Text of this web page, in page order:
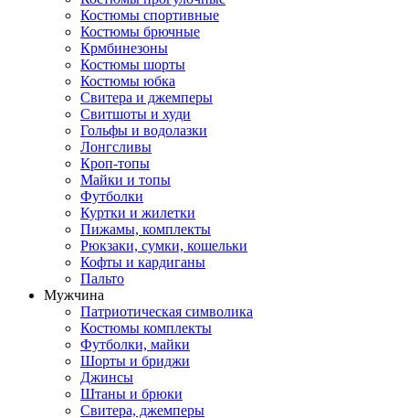
Костюмы спортивные
Костюмы брючные
Крмбинезоны
Костюмы шорты
Костюмы юбка
Свитера и джемперы
Свитшоты и худи
Гольфы и водолазки
Лонгсливы
Кроп-топы
Майки и топы
Футболки
Куртки и жилетки
Пижамы, комплекты
Рюкзаки, сумки, кошельки
Кофты и кардиганы
Пальто
Мужчина
Патриотическая символика
Костюмы комплекты
Футболки, майки
Шорты и бриджи
Джинсы
Штаны и брюки
Свитера, джемперы